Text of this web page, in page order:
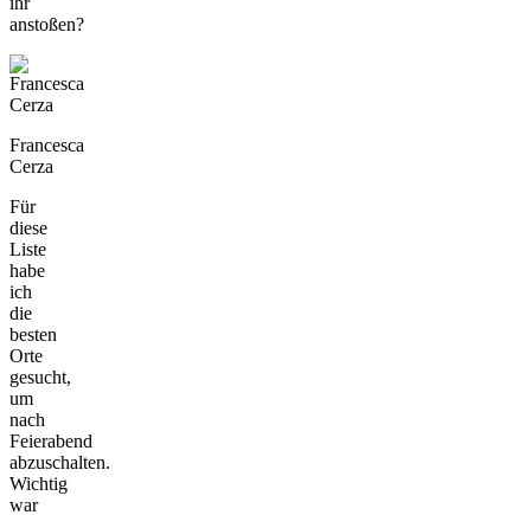
anstoßen?
Francesca
Cerza
Für
diese
Liste
habe
ich
die
besten
Orte
gesucht,
um
nach
Feierabend
abzuschalten.
Wichtig
war